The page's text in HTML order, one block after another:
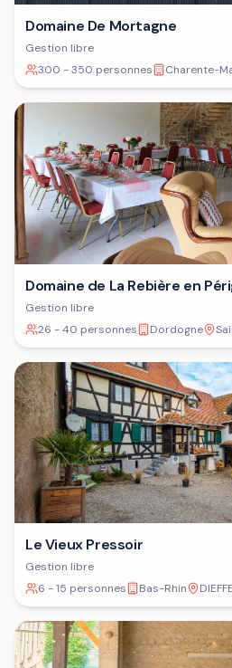
Domaine De Mortagne
Gestion libre
300 - 350 personnes
Charente-
Domaine de La Rebière en
Gestion libre
26 - 40 personnes
Dordogne
Le Vieux Pressoir
Gestion libre
6 - 15 personnes
Bas-Rhin